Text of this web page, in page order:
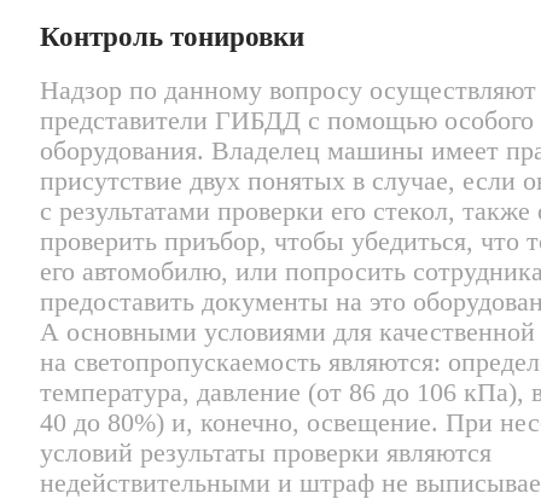
Контроль тонировки
Надзор по данному вопросу осуществляют
представители ГИБДД с помощью особого
оборудования. Владелец машины имеет
присутствие двух понятых в случае, если
с результатами проверки его стекол,
проверить приъбор, чтобы убедиться, что
его автомобилю, или попросить
предоставить документы на это
А основными условиями для качественной
на светопропускаемость являются:
температура, давление (от 86 до 106 кПа),
40 до 80%) и, конечно, освещение. При
условий результаты проверки являются
недействительными и штраф не